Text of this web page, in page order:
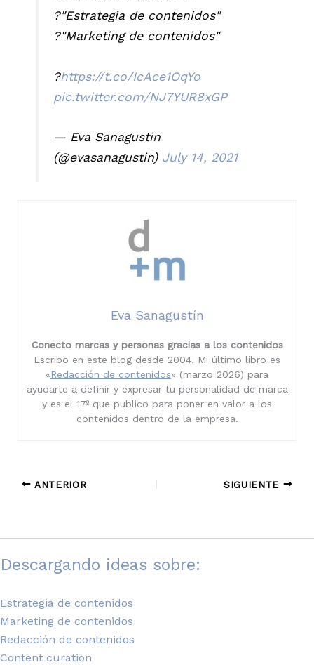
?"Estrategia de contenidos"
?"Marketing de contenidos"
?https://t.co/IcAce1OqYo
pic.twitter.com/NJ7YUR8xGP
— Eva Sanagustin
(@evasanagustin) July 14, 2021
Eva Sanagustín
Conecto marcas y personas gracias a los contenidos
Escribo en este blog desde 2004. Mi último libro es
«Redacción de contenidos» (marzo 2026) para
ayudarte a definir y expresar tu personalidad de marca
y es el 17º que publico para poner en valor a los
contenidos dentro de la empresa.
ANTERIOR SIGUIENTE
Descargando ideas sobre:
Estrategia de contenidos
Marketing de contenidos
Redacción de contenidos
Content curation